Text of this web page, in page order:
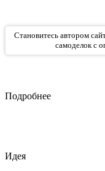
Становитесь автором
самоделок с
Подробнее
Идея